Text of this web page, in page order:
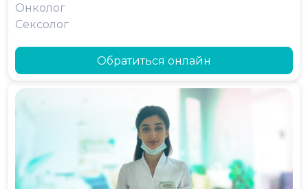
Онколог
Сексолог
Обратиться онлайн